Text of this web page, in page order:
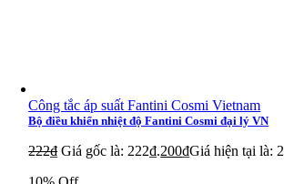
Công tắc áp suất Fantini Cosmi Vietnam
Bộ điều khiển nhiệt độ Fantini Cosmi đại lý VN
222₫ Giá gốc là: 222₫.200₫Giá hiện tại là: